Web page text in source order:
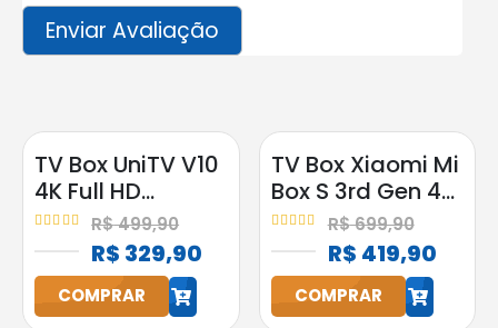
TV Box UniTV V10
4K Full HD
Android
R$499,90
R$ 329,90
COMPRAR
TV Box Xiaomi Mi
Box S 3rd Gen 4K
2GB RAM 32GB
Google
Assistente
R$699,90
R$ 419,90
COMPRAR